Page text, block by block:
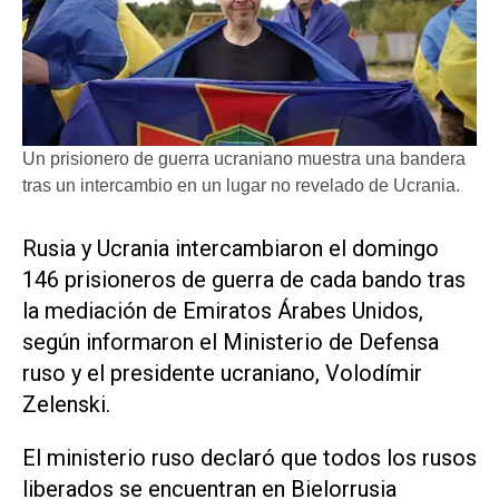
Un prisionero de guerra ucraniano muestra una bandera
tras un intercambio en un lugar no revelado de Ucrania.
Rusia y Ucrania intercambiaron el domingo
146 prisioneros de guerra de cada bando tras
la mediación de Emiratos Árabes Unidos,
según informaron el Ministerio de Defensa
ruso y el presidente ucraniano, Volodímir
Zelenski.
El ministerio ruso declaró que todos los rusos
liberados se encuentran en Bielorrusia